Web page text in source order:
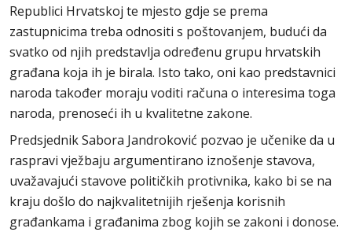
Republici Hrvatskoj te mjesto gdje se prema
zastupnicima treba odnositi s poštovanjem, budući da
svatko od njih predstavlja određenu grupu hrvatskih
građana koja ih je birala. Isto tako, oni kao predstavnici
naroda također moraju voditi računa o interesima toga
naroda, prenoseći ih u kvalitetne zakone.
Predsjednik Sabora Jandroković pozvao je učenike da u
raspravi vježbaju argumentirano iznošenje stavova,
uvažavajući stavove političkih protivnika, kako bi se na
kraju došlo do najkvalitetnijih rješenja korisnih
građankama i građanima zbog kojih se zakoni i donose.